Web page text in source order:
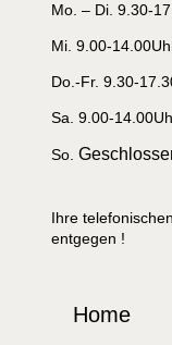
Mo. – Di. 9.30-
Mi. 9.00-
Do.-Fr. 9.30-
Sa. 9.00-
So.
Ihre
entgegen !
Home